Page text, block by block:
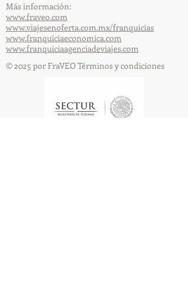
Más información:
www.fraveo.com
www.viajesenoferta.com.mx/franquicias
www.franquiciaeconomica.com
www.franquiciaagenciadeviajes.com
© 2025 por FraVEO Términos y condiciones